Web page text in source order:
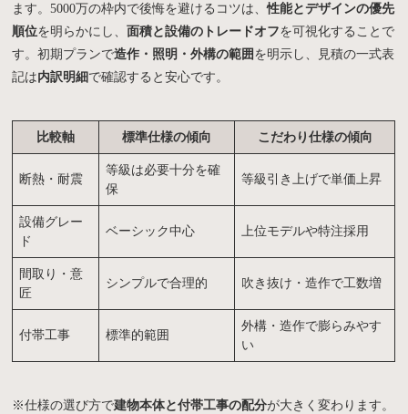
ます。5000万の枠内で後悔を避けるコツは、性能とデザインの優先
順位を明らかにし、 面積と設備のトレードオフを可視化することで
す。初期プランで造作・照明・外構の範囲 を明示し、見積の一式表
記は内訳明細 で確認すると安心です。
比較軸 標準仕様の傾向 こだわり仕様の傾向
断熱・耐震
等級は必要十分を確
保
等級引き上げで単価上昇
設備グレー
ド
ベーシック中心 上位モデルや特注採用
間取り・意
匠
シンプルで合理的 吹き抜け・造作で工数増
付帯工事 標準的範囲
外構・造作で膨らみやす
い
※仕様の選び方で建物本体と付帯工事の配分が大きく変わります。